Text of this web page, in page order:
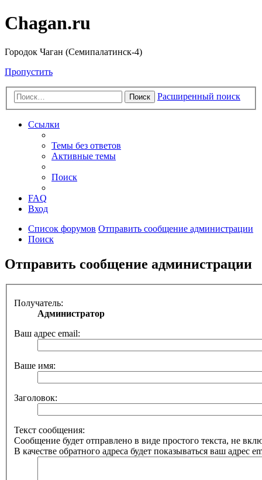
Chagan.ru
Городок Чаган (Семипалатинск-4)
Пропустить
Поиск Расширенный поиск
Ссылки
Темы без ответов
Активные темы
Поиск
FAQ
Вход
Список форумов Отправить сообщение администрации
Поиск
Отправить сообщение администрации
Получатель:
Администратор
Ваш адрес email:
Ваше имя:
Заголовок:
Текст сообщения:
Сообщение будет отправлено в виде простого текста, не
В качестве обратного адреса будет показываться ваш адрес